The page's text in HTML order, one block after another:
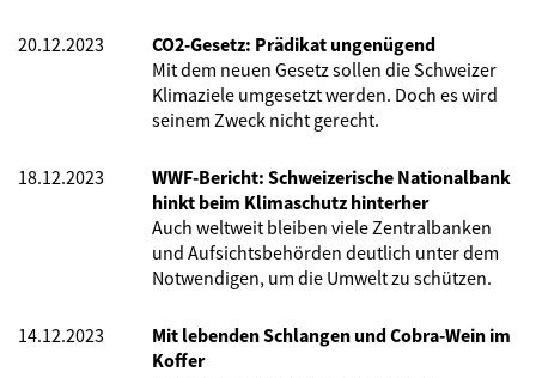
20.12.2023
CO2-Gesetz: Prädikat ungenügend
Mit dem neuen Gesetz sollen die Schweizer
Klimaziele umgesetzt werden. Doch es wird
seinem Zweck nicht gerecht.
18.12.2023
WWF-Bericht: Schweizerische Nationalbank
hinkt beim Klimaschutz hinterher
Auch weltweit bleiben viele Zentralbanken
und Aufsichtsbehörden deutlich unter dem
Notwendigen, um die Umwelt zu schützen.
14.12.2023
Mit lebenden Schlangen und Cobra-Wein im
Koffer